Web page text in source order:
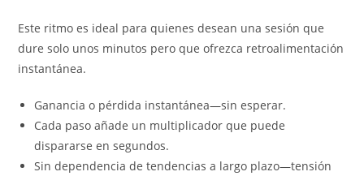
Este ritmo es ideal para quienes desean una sesión que
dure solo unos minutos pero que ofrezca retroalimentación
instantánea.
Ganancia o pérdida instantánea—sin esperar.
Cada paso añade un multiplicador que puede
dispararse en segundos.
Sin dependencia de tendencias a largo plazo—tensión